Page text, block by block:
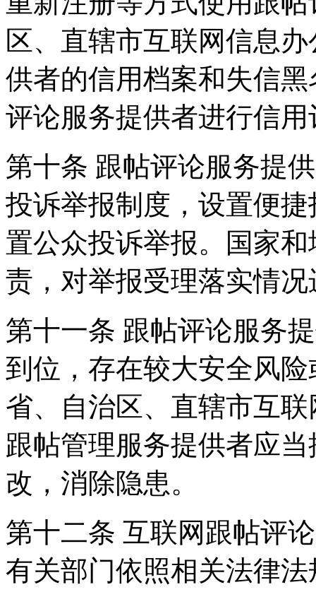
区、直辖市互联网信息
供者的信用档案和失信
评论服务提供者进行信用
第十条 跟帖评论服务提
投诉举报制度，设置便
置公众投诉举报。国家
责，对举报受理落实情
第十一条 跟帖评论服务
到位，存在较大安全风
省、自治区、直辖市互
跟帖管理服务提供者应
改，消除隐患。
第十二条 互联网跟帖评
有关部门依照相关法律